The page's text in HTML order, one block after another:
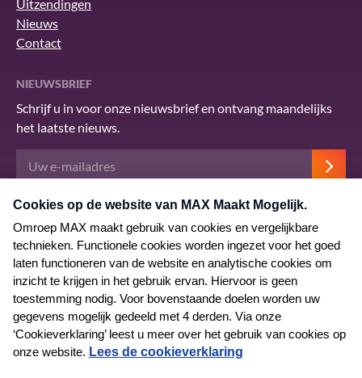
Uitzendingen
Nieuws
Contact
NIEUWSBRIEF
Schrijf u in voor onze nieuwsbrief en ontvang maandelijks
het laatste nieuws.
Deze site wordt beschermd door reCAPTCHA en het Googleprivacybeleid.
servicevoorwaarden
© 2026 MAX Maakt Mogelijk
Algemene voorwaarden